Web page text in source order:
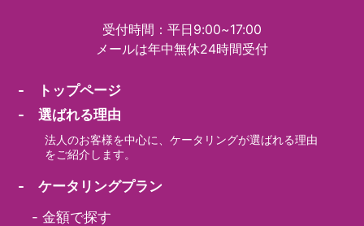
受付時間：平日9:00~17:00
メールは年中無休24時間受付
- トップページ
- 選ばれる理由
法人のお客様を中心に、ケータリングが選ばれる理由
をご紹介します。
- ケータリングプラン
-金額で探す